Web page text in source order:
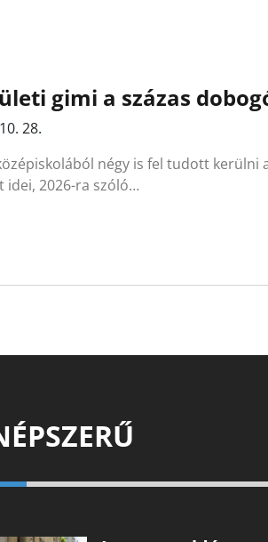
gimi a százas
28.
négy is fel tudott kerülni
idei, 2026-ra szóló…